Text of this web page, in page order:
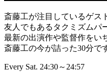
斎藤工が注目しているゲス
友人でもあるタクミズムパ
最新の出演作や監督作をい
斎藤工の今が詰った30分で
Every Sat. 24:30～24:57